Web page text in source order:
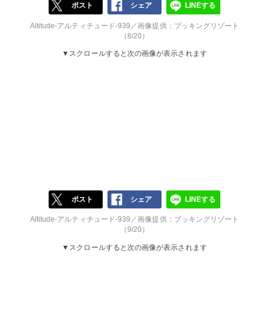
ポスト シェア LINEする
Altitude-アルティチュード-939／画像提供：ブッキングリゾート
（8/20）
▼スクロールすると次の画像が表示されます
ポスト シェア LINEする
Altitude-アルティチュード-939／画像提供：ブッキングリゾート
（9/20）
▼スクロールすると次の画像が表示されます